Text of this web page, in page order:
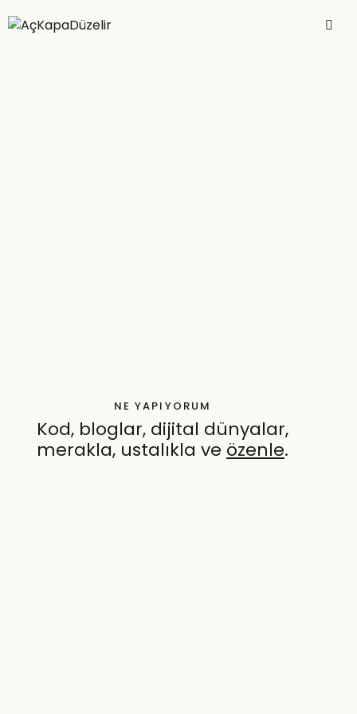
NE YAPIYORUM
Kod, bloglar, dijital dünyalar,
merakla, ustalıkla ve özenle.